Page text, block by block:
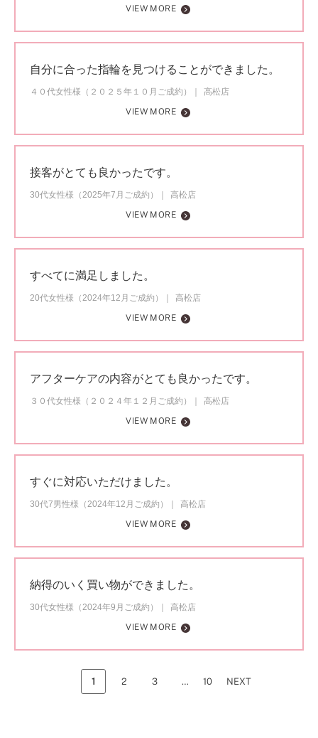
VIEW MORE
自分に合った指輪を見つけることができました。
４０代女性様（２０２５年１０月ご成約）
高松店
VIEW MORE
接客がとても良かったです。
30代女性様（2025年7月ご成約）
高松店
VIEW MORE
すべてに満足しました。
20代女性様（2024年12月ご成約）
高松店
VIEW MORE
アフターケアの内容がとても良かったです。
３０代女性様（２０２４年１２月ご成約）
高松店
VIEW MORE
すぐに対応いただけました。
30代7男性様（2024年12月ご成約）
高松店
VIEW MORE
納得のいく買い物ができました。
30代女性様（2024年9月ご成約）
高松店
VIEW MORE
1 2 3 … 10 NEXT